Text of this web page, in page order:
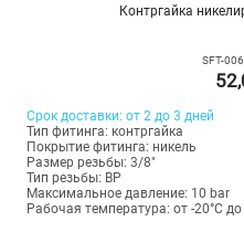
Контргайка
SFT-
Срок доставки: от 2 до 3 дней
Тип фитинга: контргайка
Покрытие фитинга: никель
Размер резьбы: 3/8"
Тип резьбы: ВР
Максимальное давление: 10 bar
Рабочая температура: от -20°C до